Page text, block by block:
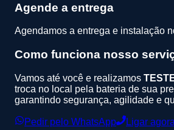
Agende a entrega
Agendamos a entrega e instalação
Como funciona nosso
Vamos até você e realizamos
troca no local pela bateria de sua
garantindo segurança, agilidade e
Pedir pelo WhatsApp Ligar agora